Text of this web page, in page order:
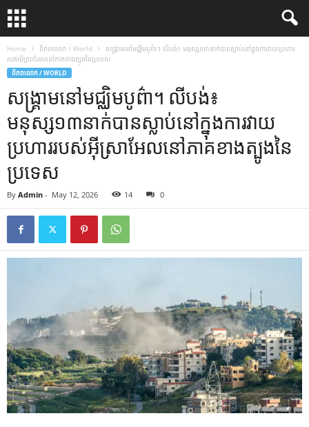
Home ពិភពលោក / World
សង្គ្រាមនៅមជ្ឈិមបូព៌ា។ លីបង់៖ មនុស្ស១៣នាក់បានស្លាប់នៅក្នុងការវាយប្រហារ
របស់អ៊ីស្រាអែលនៅភាគខាងត្បូងនៃប្រទេស
ពិភពលោក / WORLD
សង្គ្រាមនៅមជ្ឈិមបូព៌ា។ លីបង់៖
មនុស្ស១៣នាក់បានស្លាប់នៅក្នុងការវាយ
ប្រហាររបស់អ៊ីស្រាអែលនៅភាគខាងត្បូងនៃ
ប្រទេស
By Admin - May 12, 2026 14 0